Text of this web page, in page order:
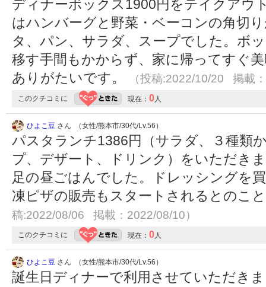
ディナーボックス1900円をテイクアウ
はハンバーグと野菜・ベーコンの角切
タ、パン、サラダ、スープでした。ボ
移す手間もかからず、家に帰ってすぐ
ありがたいです。
（投稿:2022/10/20 掲載
このクチコミに 現在： 0人
ひよこ豆 さん （女性/熊本市/30代/Lv.56）
パスタランチ1386円（サラダ、３種類
プ、デザート、ドリンク）をいただき
足の昼ごはんでした。ドレッシングを
凍ピザの販売もスタートされるとのこ
稿:2022/08/06 掲載：2022/08/10）
このクチコミに 現在： 0人
ひよこ豆 さん （女性/熊本市/30代/Lv.56）
誕生日ディナーで利用させていただき